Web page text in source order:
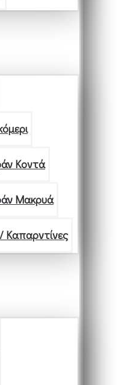
Κοντά
Μακρυά
Καπαρντίνες